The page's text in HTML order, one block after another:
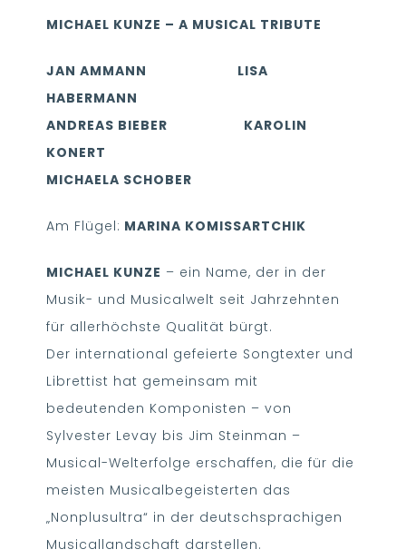
MICHAEL KUNZE – A MUSICAL TRIBUTE
JAN AMMANN LISA
HABERMANN
ANDREAS BIEBER KAROLIN
KONERT
MICHAELA SCHOBER
Am Flügel: MARINA KOMISSARTCHIK
MICHAEL KUNZE – ein Name, der in der
Musik- und Musicalwelt seit Jahrzehnten
für allerhöchste Qualität bürgt.
Der international gefeierte Songtexter und
Librettist hat gemeinsam mit
bedeutenden Komponisten – von
Sylvester Levay bis Jim Steinman –
Musical-Welterfolge erschaffen, die für die
meisten Musicalbegeisterten das
„Nonplusultra“ in der deutschsprachigen
Musicallandschaft darstellen.